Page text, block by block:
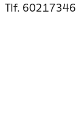
Tlf. 60217346